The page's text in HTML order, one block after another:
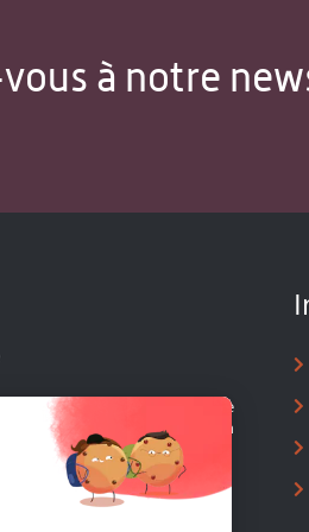
à notre
Maison Sciences de l'Homme
diffusion des connaissances en